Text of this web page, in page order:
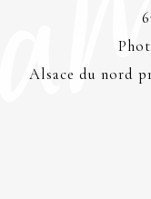
Alsace du nord